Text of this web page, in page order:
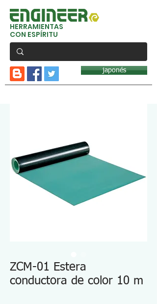
HERRAMIENTAS
CON ESPÍRITU
japonés
ZCM-01 Estera
conductora de color 10 m